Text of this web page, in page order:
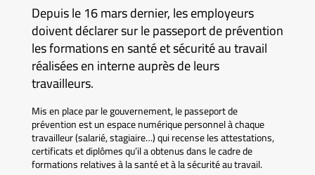
Depuis le 16 mars dernier, les employeurs
doivent déclarer sur le passeport de prévention
les formations en santé et sécurité au travail
réalisées en interne auprès de leurs
travailleurs.
Mis en place par le gouvernement, le passeport de
prévention est un espace numérique personnel à chaque
travailleur (salarié, stagiaire…) qui recense les attestations,
certificats et diplômes qu’il a obtenus dans le cadre de
formations relatives à la santé et à la sécurité au travail.